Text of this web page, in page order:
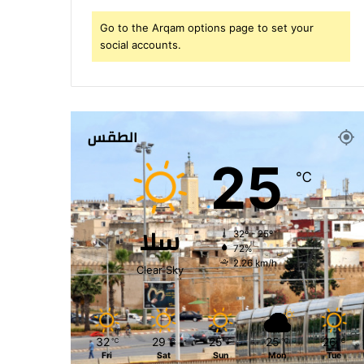
Go to the Arqam options page to set your
social accounts.
الطقس
سلا
Clear Sky
25℃
32º - 25º
72%
2.26 km/h
32 ℃
Fri
29 ℃
Sat
25 ℃
Sun
25 ℃
Mon
26 ℃
Tue